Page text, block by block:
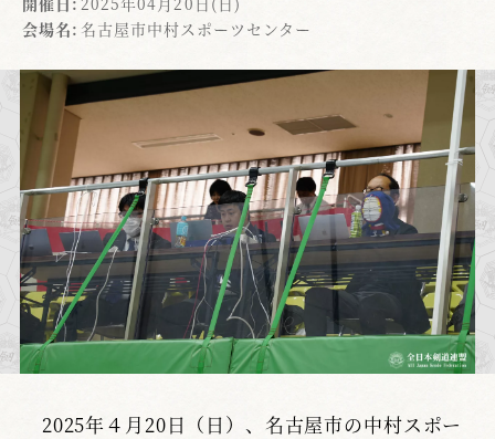
会場名: 名古屋市中村スポーツセンター
2025年４月20日（日）、名古屋市の中村スポー